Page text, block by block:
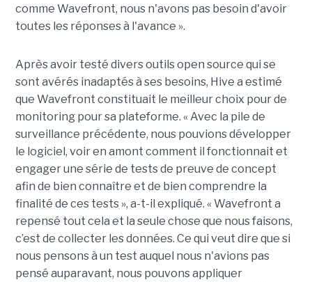
comme Wavefront, nous n'avons pas besoin d'avoir
toutes les réponses à l'avance ».
Après avoir testé divers outils open source qui se
sont avérés inadaptés à ses besoins, Hive a estimé
que Wavefront constituait le meilleur choix pour de
monitoring pour sa plateforme. « Avec la pile de
surveillance précédente, nous pouvions développer
le logiciel, voir en amont comment il fonctionnait et
engager une série de tests de preuve de concept
afin de bien connaître et de bien comprendre la
finalité de ces tests », a-t-il expliqué. « Wavefront a
repensé tout cela et la seule chose que nous faisons,
c’est de collecter les données. Ce qui veut dire que si
nous pensons à un test auquel nous n'avions pas
pensé auparavant, nous pouvons appliquer